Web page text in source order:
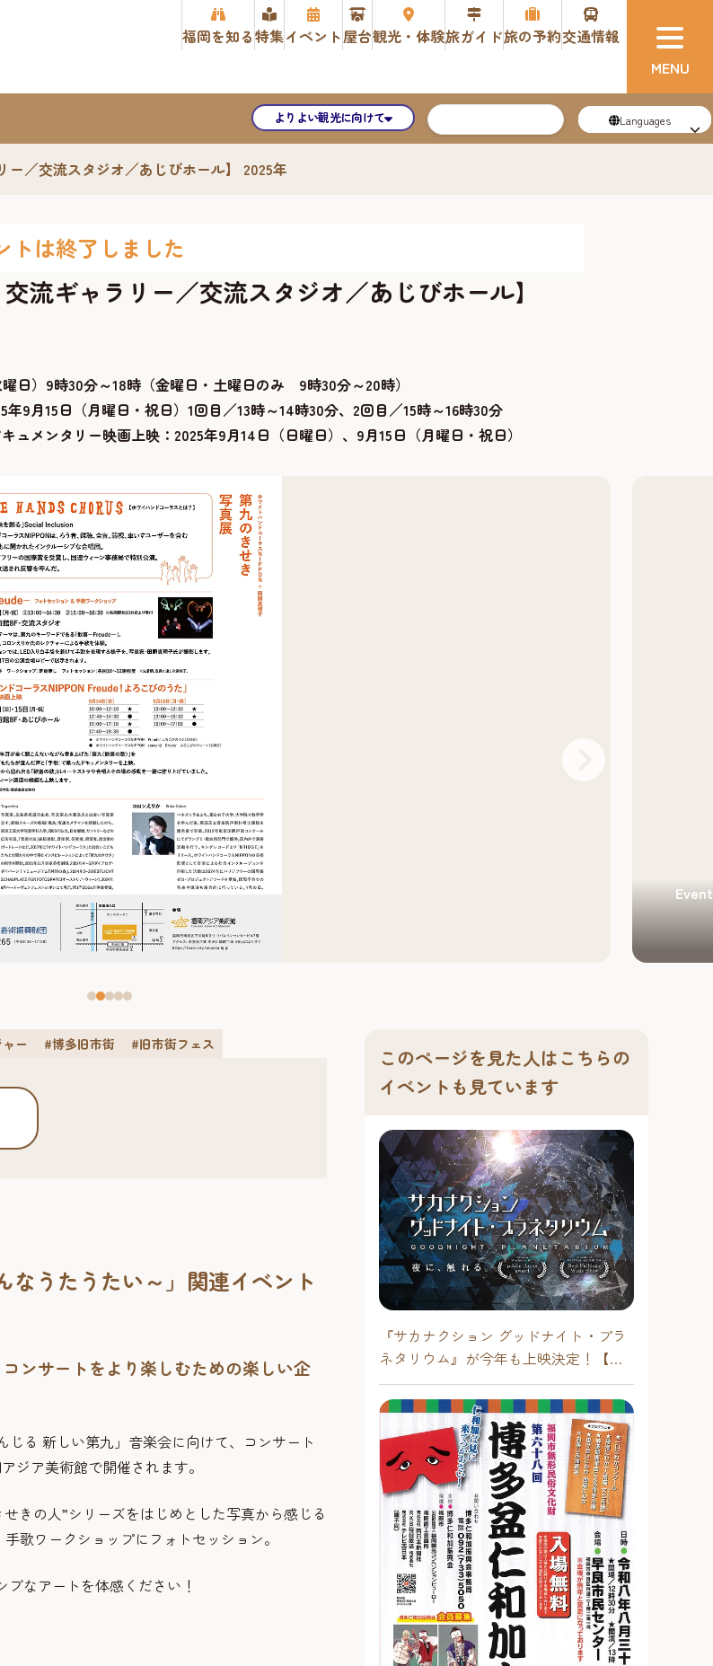
福岡を知る特集イベント屋台観光・体験旅ガイド旅の予約交通情報
よりよい観光に向けて Languages
／交流スタジオ／あじびホール】 2025年
トは終了しました
流ギャラリー／交流スタジオ／あじびホール】
日）9時30分～18時（金曜日・土曜日のみ 9時30分～20時）
年9月15日（月曜日・祝日）1回目／13時～14時30分、2回目／15時～16時30分
ュメンタリー映画上映： 2025年9月14日（日曜日）、9月15日（月曜日・祝日）
ー #博多旧市街 #旧市街フェス
なうたうたい～」関連イベント
ンサートをより楽しむための楽しい企
じる 新しい第九」音楽会に向けて、コンサート
ジア美術館で開催されます。
きの人”シリーズをはじめとした写真から感じる
歌ワークショップにフォトセッション。
ブなアートを体感ください！
このページを見た人はこちらの
イベントも見ています
『サカナクション グッドナイト・プラ
ネタリウム』が今年も上映決定！【福
岡市科学館 ドームシアター】2026年